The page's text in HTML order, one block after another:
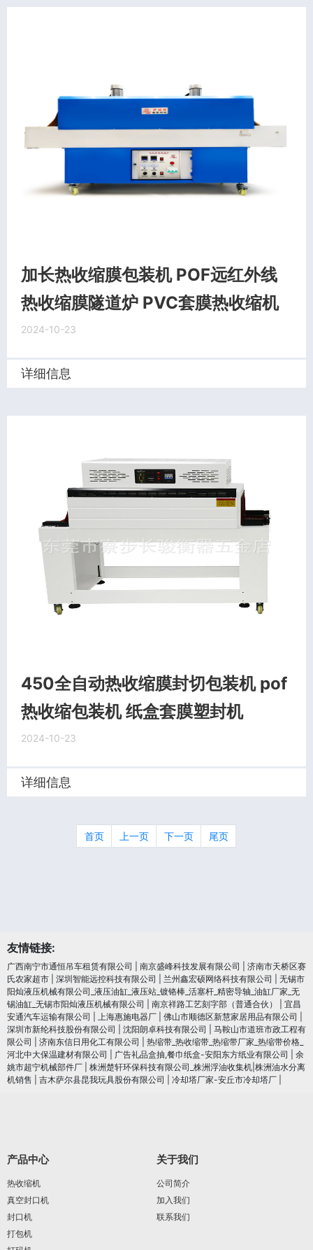
加长热收缩膜包装机 POF远红外线
热收缩膜隧道炉 PVC套膜热收缩机
2024-10-23
详细信息
450全自动热收缩膜封切包装机 pof
热收缩包装机 纸盒套膜塑封机
2024-10-23
详细信息
首页 上一页 下一页 尾页
友情链接:
广西南宁市通恒吊车租赁有限公司 南京盛峰科技发展有限公司
济南市天桥区赛
氏农家超市
深圳智能远控科技有限公司 兰州鑫宏硕网络科技有限公司
无锡市
阳灿液压机械有限公司_液压油缸_液压站_镀铬棒_活塞杆_精密导轴_油缸厂家_无
锡油缸_无锡市阳灿液压机械有限公司
南京祥路工艺刻字部（普通合伙）
宜昌
安通汽车运输有限公司
上海惠施电器厂 佛山市顺德区新慧家居用品有限公司
深圳市新纶科技股份有限公司
沈阳朗卓科技有限公司
马鞍山市道班市政工程有
限公司
济南东信日用化工有限公司
热缩带_热收缩带_热缩带厂家_热缩带价格_
河北中大保温建材有限公司
广告礼品盒抽,餐巾纸盒-安阳东方纸业有限公司
余
姚市超宁机械部件厂
株洲楚轩环保科技有限公司_株洲浮油收集机|株洲油水分离
机销售
吉木萨尔县昆我玩具股份有限公司 冷却塔厂家-安丘市冷却塔厂
产品中心
热收缩机
真空封口机
封口机
打包机
关于我们
公司简介
加入我们
联系我们